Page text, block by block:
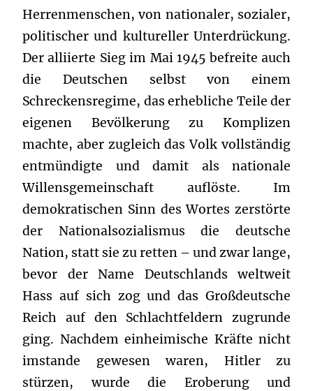
Herrenmenschen, von nationaler, sozialer,
politischer und kultureller Unterdrückung.
Der alliierte Sieg im Mai 1945 befreite auch
die Deutschen selbst von einem
Schreckensregime, das erhebliche Teile der
eigenen Bevölkerung zu Komplizen
machte, aber zugleich das Volk vollständig
entmündigte und damit als nationale
Willensgemeinschaft auflöste. Im
demokratischen Sinn des Wortes zerstörte
der Nationalsozialismus die deutsche
Nation, statt sie zu retten – und zwar lange,
bevor der Name Deutschlands weltweit
Hass auf sich zog und das Großdeutsche
Reich auf den Schlachtfeldern zugrunde
ging. Nachdem einheimische Kräfte nicht
imstande gewesen waren, Hitler zu
stürzen, wurde die Eroberung und